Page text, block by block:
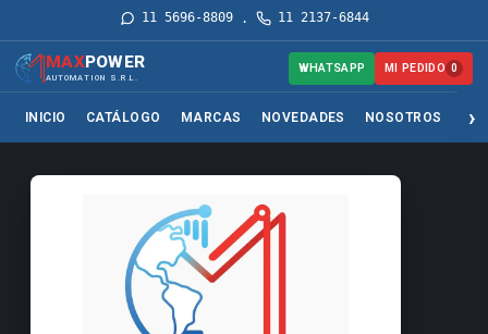
11 5696-8809· 11 2137-6844
MAXPOWER
AUTOMATION S.R.L.
INICIO CATÁLOGO MARCAS NOVEDADES NOSOTROS
WHATSAPP MI PEDIDO 0